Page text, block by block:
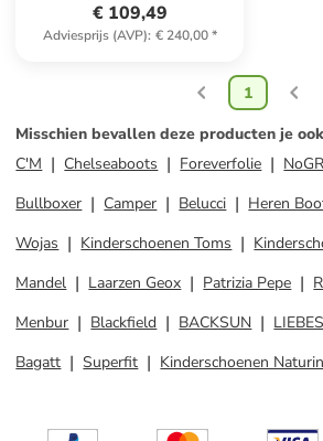
€ 109,49
Adviesprijs (AVP): € 240,00*
1
Misschien bevallen deze producten je
C'M
Chelseaboots Foreverfolie
Bullboxer
Camper Belucci Heren
Wojas
Kinderschoenen Toms
Mandel
Laarzen Geox Patrizia Pepe
Menbur
Blackfield BACKSUN
Bagatt
Superfit Kinderschoenen